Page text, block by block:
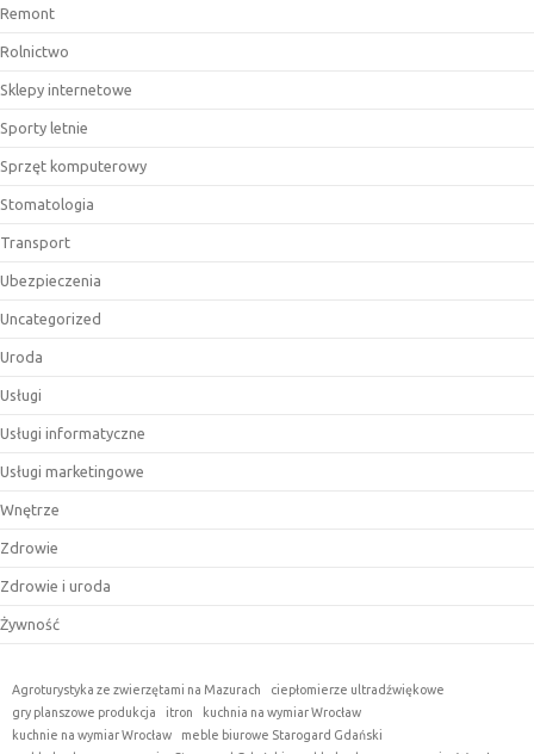
Remont
Rolnictwo
Sklepy internetowe
Sporty letnie
Sprzęt komputerowy
Stomatologia
Transport
Ubezpieczenia
Uncategorized
Uroda
Usługi
Usługi informatyczne
Usługi marketingowe
Wnętrze
Zdrowie
Zdrowie i uroda
Żywność
Agroturystyka ze zwierzętami na Mazurach
ciepłomierze ultradźwiękowe
gry planszowe produkcja
itron
kuchnia na wymiar Wrocław
kuchnie na wymiar Wrocław
meble biurowe Starogard Gdański